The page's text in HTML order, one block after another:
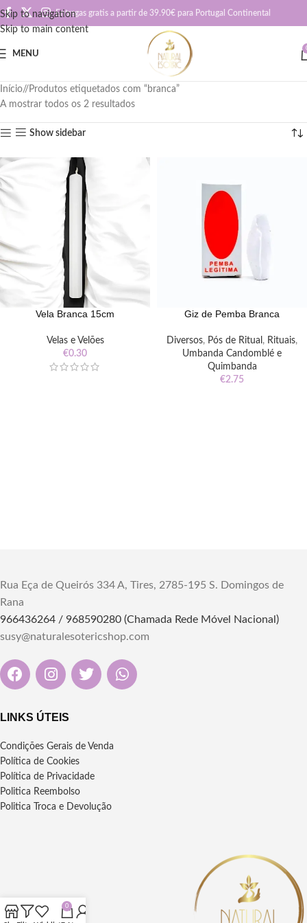
Skip to navigation
Skip to main content
Entregas gratis a partir de 39.90€ para Portugal Continental
MENU
Início/ Produtos etiquetados com “branca”
A mostrar todos os 2 resultados
Show sidebar
Vela Branca 15cm
Velas e Velões
€0.30
Giz de Pemba Branca
Diversos, Pós de Ritual , Rituais,
Umbanda Candomblé e
Quimbanda
€2.75
Rua Eça de Queirós 334 A, Tires, 2785-195 S. Domingos de
Rana
966436264 / 968590280 (Chamada Rede Móvel Nacional)
susy@naturalesotericshop.com
LINKS ÚTEIS
Condições Gerais de Venda
Política de Cookies
Política de Privacidade
Politica Reembolso
Politica Troca e Devolução
0